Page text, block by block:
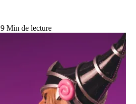
9 Min de lecture